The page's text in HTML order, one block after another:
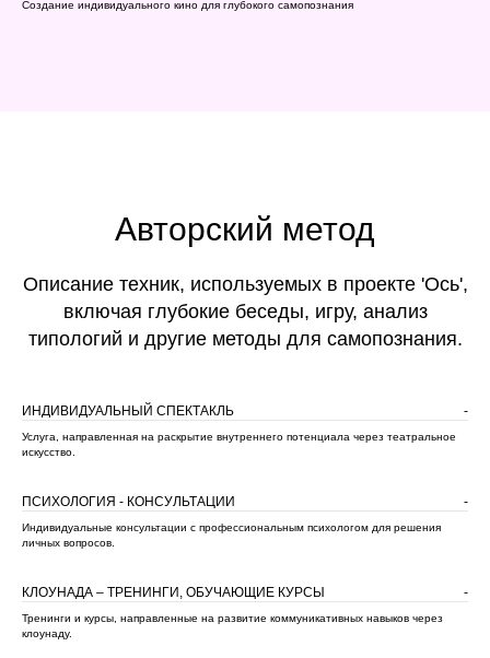
Создание индивидуального кино для глубокого самопознания
Авторский метод
Описание техник, используемых в проекте 'Ось',
включая глубокие беседы, игру, анализ
типологий и другие методы для самопознания.
ИНДИВИДУАЛЬНЫЙ СПЕКТАКЛЬ -
Услуга, направленная на раскрытие внутреннего потенциала через театральное
искусство.
ПСИХОЛОГИЯ - КОНСУЛЬТАЦИИ -
Индивидуальные консультации с профессиональным психологом для решения
личных вопросов.
КЛОУНАДА – ТРЕНИНГИ, ОБУЧАЮЩИЕ КУРСЫ -
Тренинги и курсы, направленные на развитие коммуникативных навыков через
клоунаду.